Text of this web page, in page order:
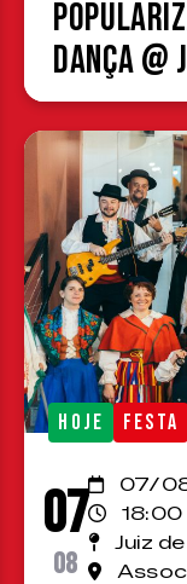
Dança @
HOJE FESTA
07
08
07/
18:00
Juiz